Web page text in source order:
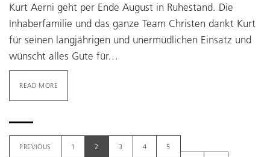
Kurt Aerni geht per Ende August in Ruhestand. Die
Inhaberfamilie und das ganze Team Christen dankt Kurt
für seinen langjährigen und unermüdlichen Einsatz und
wünscht alles Gute für…
READ MORE
PREVIOUS 1 2 3 4
5